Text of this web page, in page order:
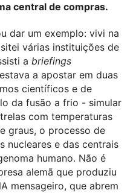
central de compras.
dar um exemplo: vivi na
várias instituições de
a briefings
a apostar em duas
científicos e de
da fusão a frio - simular
com temperaturas
graus, o processo de
nucleares e das centrais
humano. Não é
alemã que produziu
mensageiro, que abrem